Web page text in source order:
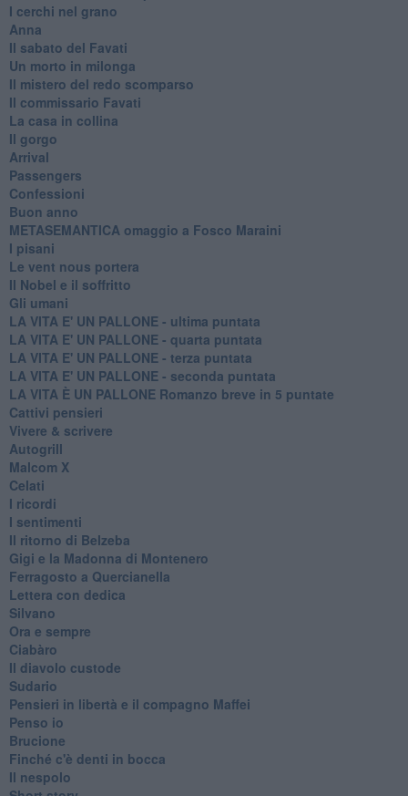
I cerchi nel grano
Anna
Il sabato del Favati
Un morto in milonga
Il mistero del redo scomparso
Il commissario Favati
La casa in collina
Il gorgo
Arrival
Passengers
Confessioni
Buon anno
METASEMANTICA omaggio a Fosco Maraini
I pisani
Le vent nous portera
Il Nobel e il soffritto
Gli umani
LA VITA E' UN PALLONE - ultima puntata
LA VITA E' UN PALLONE - quarta puntata
LA VITA E' UN PALLONE - terza puntata
LA VITA E' UN PALLONE - seconda puntata
LA VITA È UN PALLONE Romanzo breve in 5 puntate
Cattivi pensieri
Vivere & scrivere
Autogrill
Malcom X
Celati
I ricordi
I sentimenti
Il ritorno di Belzeba
Gigi e la Madonna di Montenero
Ferragosto a Quercianella
Lettera con dedica
Silvano
Ora e sempre
Ciabàro
Il diavolo custode
Sudario
Pensieri in libertà e il compagno Maffei
Penso io
Brucione
Finché c'è denti in bocca
Il nespolo